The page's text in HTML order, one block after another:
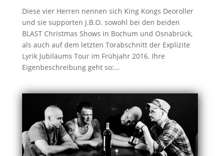
Diese vier Herren nennen sich King Kongs Deoroller
und sie supporten J.B.O. sowohl bei den beiden
BLAST Christmas Shows in Bochum und Osnabrück,
als auch auf dem letzten Torabschnitt der Explizite
Lyrik Jubiläums Tour im Frühjahr 2016. Ihre
Eigenbeschreibung geht so:...